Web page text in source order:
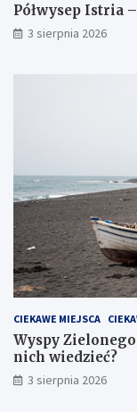
Półwysep Istria
3 sierpnia 2026
CIEKAWE MIEJSCA
Wyspy
nich wiedzieć?
3 sierpnia 2026